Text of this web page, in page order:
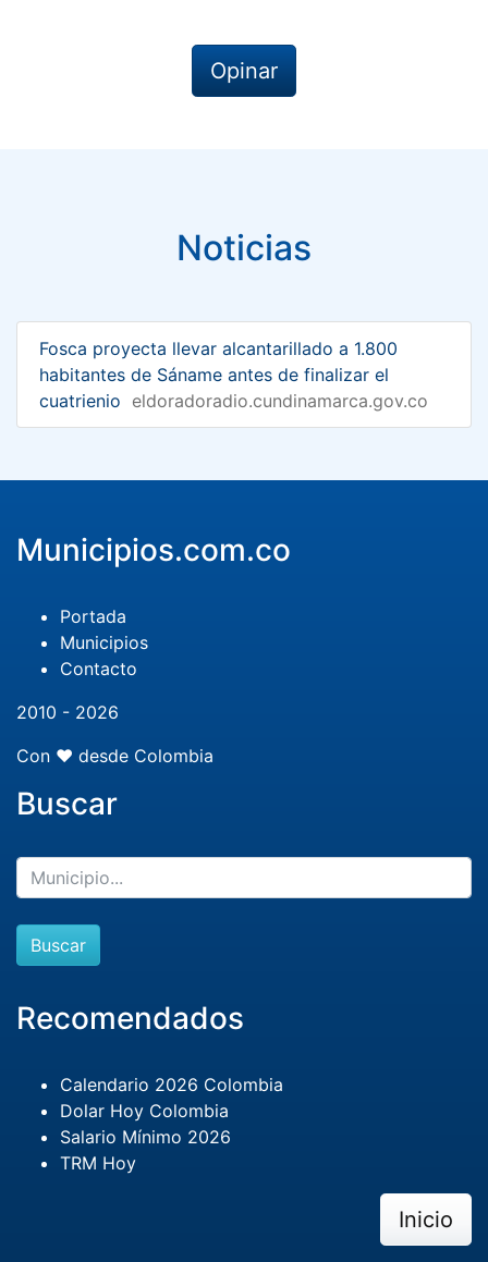
Opinar
Noticias
Fosca proyecta llevar alcantarillado a 1.800
habitantes de Sáname antes de finalizar el
cuatrienio eldoradoradio.cundinamarca.gov.co
Municipios.com.co
Portada
Municipios
Contacto
2010 - 2026
Con ❤️ desde Colombia
Buscar
Buscar
Recomendados
Calendario 2026 Colombia
Dolar Hoy Colombia
Salario Mínimo 2026
TRM Hoy
Inicio